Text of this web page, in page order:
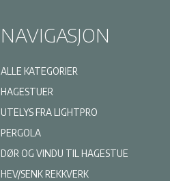
NAVIGASJON
ALLE KATEGORIER
HAGESTUER
UTELYS FRA LIGHTPRO
PERGOLA
DØR OG VINDU TIL HAGESTUE
HEV/SENK REKKVERK